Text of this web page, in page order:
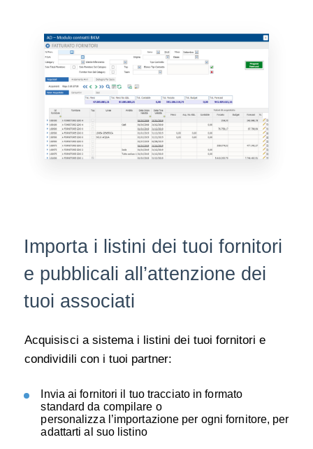
Importa i listini dei tuoi fornitori
e pubblicali all’attenzione dei
tuoi associati
Acquisisci a sistema i listini dei tuoi fornitori e
condividili con i tuoi partner:
Invia ai fornitori il tuo tracciato in formato
standard da compilare o
personalizza l’importazione per ogni fornitore, per
adattarti al suo listino